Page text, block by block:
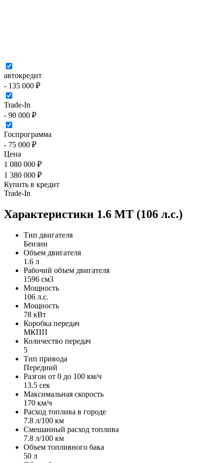
автокредит
- 135 000 ₽
Trade-In
- 90 000 ₽
Госпрограмма
- 75 000 ₽
Цена
1 080 000 ₽
1 380 000 ₽
Купить в кредит
Trade-In
Характеристики 1.6 МТ (106 л.с.)
Тип двигателя
Бензин
Объем двигателя
1.6 л
Рабочий объем двигателя
1596 см3
Мощность
106 л.с.
Мощность
78 кВт
Коробка передач
МКПП
Количество передач
5
Тип привода
Передний
Разгон от 0 до 100 км/ч
13.5 сек
Максимальная скорость
170 км/ч
Расход топлива в городе
7.8 л/100 км
Смешанный расход топлива
7.8 л/100 км
Объем топливного бака
50 л